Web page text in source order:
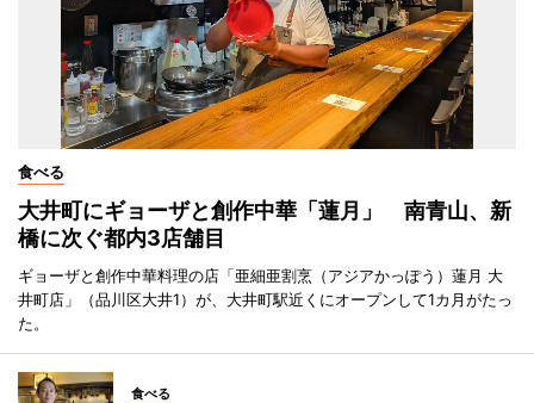
食べる
大井町にギョーザと創作中華「蓮月」 南青山、新
橋に次ぐ都内3店舗目
ギョーザと創作中華料理の店「亜細亜割烹（アジアかっぽう）蓮月 大
井町店」（品川区大井1）が、大井町駅近くにオープンして1カ月がたっ
た。
食べる